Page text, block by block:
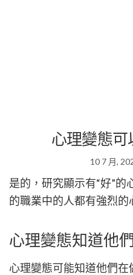
心理變態可
10 7 月,
是的，研究顯示有“好”的
的職業中的人都有強烈的
心理變態知道他
心理變態可能知道他們